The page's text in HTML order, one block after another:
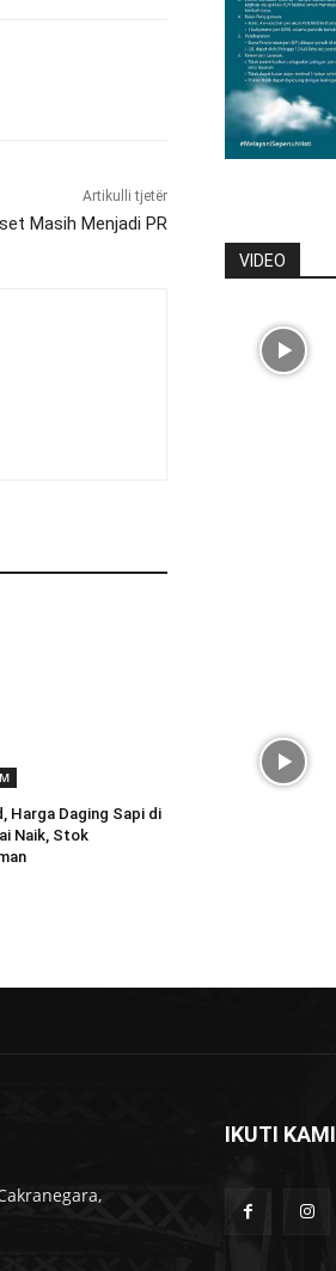
Artikulli tjetër
Masih Menjadi PR
Harga Daging Sapi di
Naik, Stok
VIDEO
IKUTI KAMI